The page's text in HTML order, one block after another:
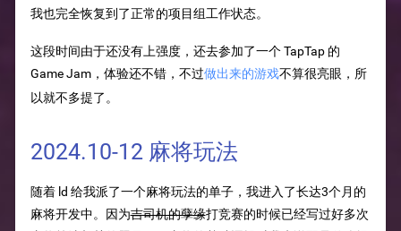
我也完全恢复到了正常的项目组工作状态。
这段时间由于还没有上强度，还去参加了一个 TapTap 的
Game Jam，体验还不错，不过做出来的游戏不算很亮眼，所
以就不多提了。
2024.10-12 麻将玩法
随着 ld 给我派了一个麻将玩法的单子，我进入了长达3个月的
麻将开发中。因为吉司机的孽缘打竞赛的时候已经写过好多次